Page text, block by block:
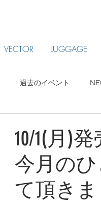
VECTOR LUGGAGE
過去のイベント
10/1(月)発
今月の
て頂きま